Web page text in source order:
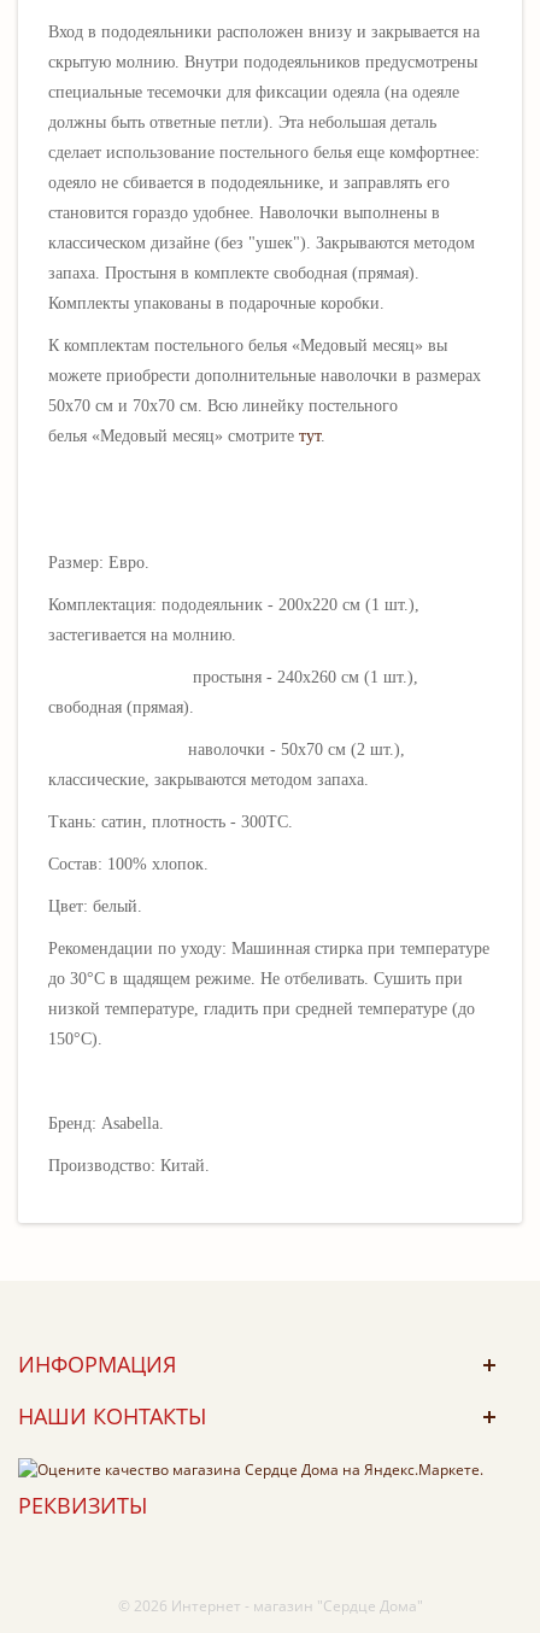
Вход в пододеяльники расположен внизу и закрывается на
скрытую молнию. Внутри пододеяльников предусмотрены
специальные тесемочки для фиксации одеяла (на одеяле
должны быть ответные петли). Эта небольшая деталь
сделает использование постельного белья еще комфортнее:
одеяло не сбивается в пододеяльнике, и заправлять его
становится гораздо удобнее. Наволочки выполнены в
классическом дизайне (без "ушек"). Закрываются методом
запаха. Простыня в комплекте свободная (прямая).
Комплекты упакованы в подарочные коробки.
К комплектам постельного белья «Медовый месяц» вы
можете приобрести дополнительные наволочки в размерах
50х70 см и 70х70 см. Всю линейку постельного
белья «Медовый месяц» смотрите тут.
Размер: Евро.
Комплектация: пододеяльник - 200х220 см (1 шт.),
застегивается на молнию.
простыня - 240х260 см (1 шт.),
свободная (прямая).
наволочки - 50х70 см (2 шт.),
классические, закрываются методом запаха.
Ткань: сатин, плотность - 300ТС.
Состав: 100% хлопок.
Цвет: белый.
Рекомендации по уходу: Машинная стирка при температуре
до 30°C в щадящем режиме. Не отбеливать. Сушить при
низкой температуре, гладить при средней температуре (до
150°C).
Бренд: Asabella.
Производство: Китай.
ИНФОРМАЦИЯ
НАШИ КОНТАКТЫ
РЕКВИЗИТЫ
© 2026 Интернет - магазин "Сердце Дома"